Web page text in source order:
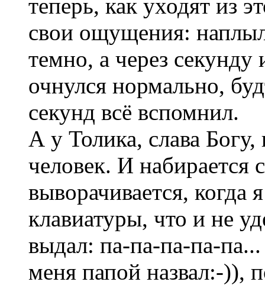
теперь, как уходят из
свои ощущения:
темно, а через секунду
очнулся нормально,
секунд всё вспомнил.
А у Толика, слава Богу,
человек. И набирается
выворачивается, когда
клавиатуры, что и не
выдал: па-па-па-па-
меня папой назвал:-)),